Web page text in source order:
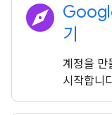
explore 기
계정을 만
시작합니